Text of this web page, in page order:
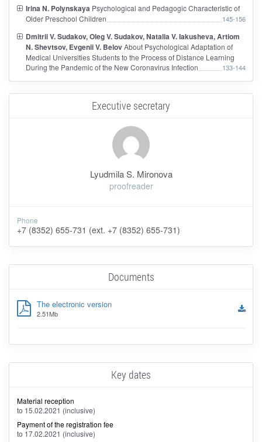
Irina N. Polynskaya Psychological and Pedagogic Characteristic of
Older Preschool Children
145-156
Dmitrii V. Sudakov, Oleg V. Sudakov, Natalia V. Iakusheva, Artiom
N. Shevtsov, Evgenii V. BelovAbout Psychological Adaptation of
Medical Universities Students to the Process of Distance Learning
During the Pandemic of the New Coronavirus Infection
133-144
Executive secretary
Lyudmila S. Mironova
proofreader
Phone
+7 (8352) 655-731 (ext. +7 (8352) 655-731)
Documents
The electronic version
2.51Mb
Key dates
Material reception
to 15.02.2021 (inclusive)
Payment of the registration fee
to 17.02.2021 (inclusive)